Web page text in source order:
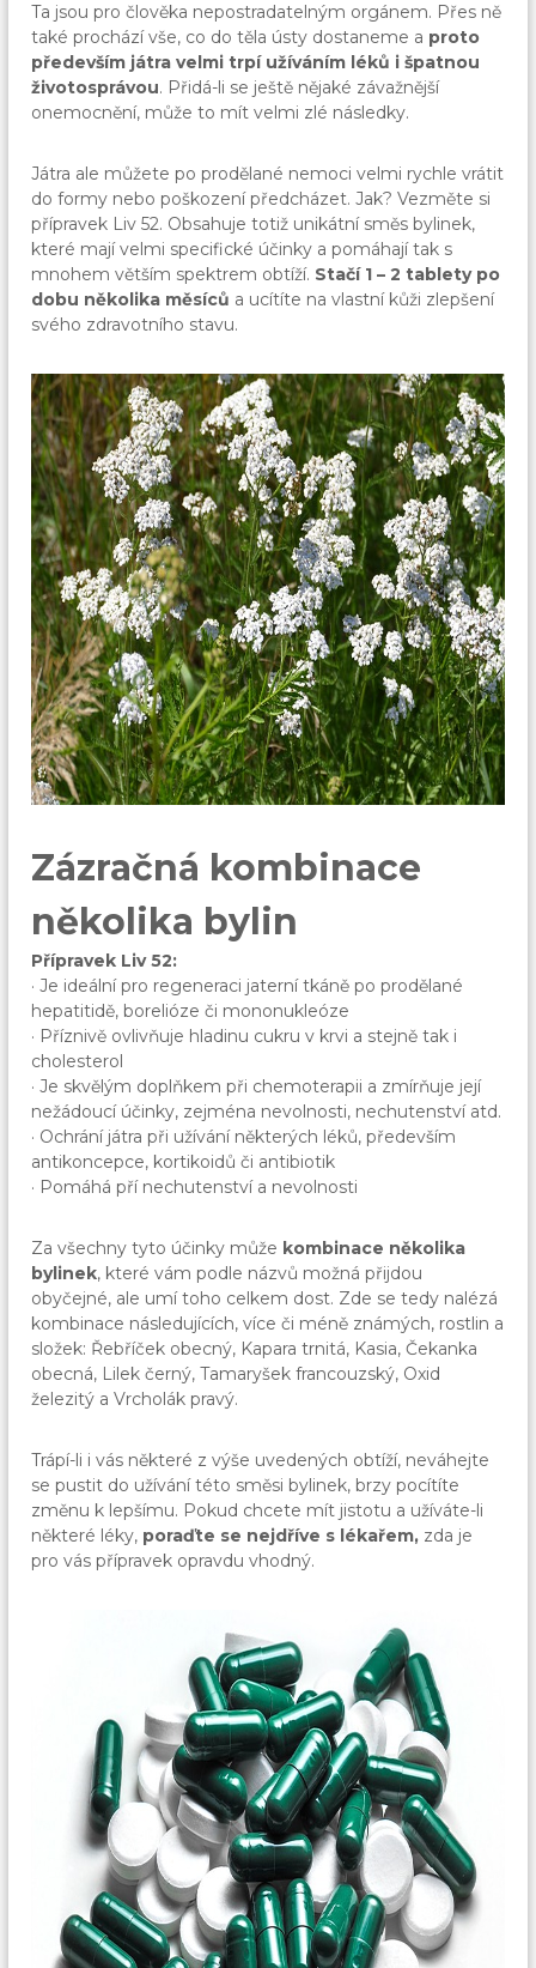
Ta jsou pro člověka nepostradatelným orgánem. Přes ně
také prochází vše, co do těla ústy dostaneme a proto
především játra velmi trpí užíváním léků i špatnou
životosprávou. Přidá-li se ještě nějaké závažnější
onemocnění, může to mít velmi zlé následky.
Játra ale můžete po prodělané nemoci velmi rychle vrátit
do formy nebo poškození předcházet. Jak? Vezměte si
přípravek Liv 52. Obsahuje totiž unikátní směs bylinek,
které mají velmi specifické účinky a pomáhají tak s
mnohem větším spektrem obtíží. Stačí 1 – 2 tablety po
dobu několika měsíců a ucítíte na vlastní kůži zlepšení
svého zdravotního stavu.
Zázračná kombinace
několika bylin
Přípravek Liv 52:
· Je ideální pro regeneraci jaterní tkáně po prodělané
hepatitidě, borelióze či mononukleóze
· Příznivě ovlivňuje hladinu cukru v krvi a stejně tak i
cholesterol
· Je skvělým doplňkem při chemoterapii a zmírňuje její
nežádoucí účinky, zejména nevolnosti, nechutenství atd.
· Ochrání játra při užívání některých léků, především
antikoncepce, kortikoidů či antibiotik
· Pomáhá pří nechutenství a nevolnosti
Za všechny tyto účinky může kombinace několika
bylinek, které vám podle názvů možná přijdou
obyčejné, ale umí toho celkem dost. Zde se tedy nalézá
kombinace následujících, více či méně známých, rostlin a
složek: Řebříček obecný, Kapara trnitá, Kasia, Čekanka
obecná, Lilek černý, Tamaryšek francouzský, Oxid
železitý a Vrcholák pravý.
Trápí-li i vás některé z výše uvedených obtíží, neváhejte
se pustit do užívání této směsi bylinek, brzy pocítíte
změnu k lepšímu. Pokud chcete mít jistotu a užíváte-li
některé léky, poraďte se nejdříve s lékařem, zda je
pro vás přípravek opravdu vhodný.